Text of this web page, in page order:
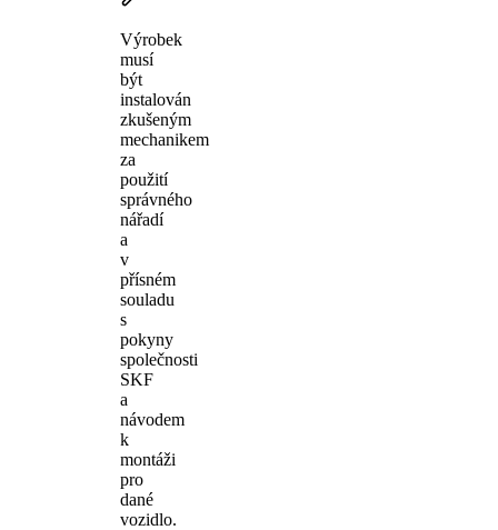
Výrobek
musí
být
instalován
zkušeným
mechanikem
za
použití
správného
nářadí
a
v
přísném
souladu
s
pokyny
společnosti
SKF
a
návodem
k
montáži
pro
dané
vozidlo.